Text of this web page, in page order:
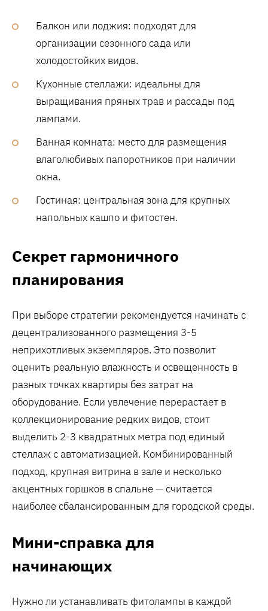
Балкон или лоджия: подходят для
организации сезонного сада или
холодостойких видов.
Кухонные стеллажи: идеальны для
выращивания пряных трав и рассады под
лампами.
Ванная комната: место для размещения
влаголюбивых папоротников при наличии
окна.
Гостиная: центральная зона для крупных
напольных кашпо и фитостен.
Секрет гармоничного
планирования
При выборе стратегии рекомендуется начинать с
децентрализованного размещения 3-5
неприхотливых экземпляров. Это позволит
оценить реальную влажность и освещенность в
разных точках квартиры без затрат на
оборудование. Если увлечение перерастает в
коллекционирование редких видов, стоит
выделить 2-3 квадратных метра под единый
стеллаж с автоматизацией. Комбинированный
подход, крупная витрина в зале и несколько
акцентных горшков в спальне — считается
наиболее сбалансированным для городской среды.
Мини-справка для
начинающих
Нужно ли устанавливать фитолампы в каждой